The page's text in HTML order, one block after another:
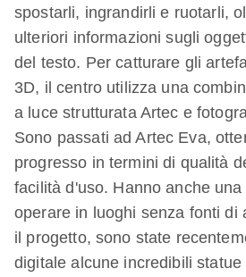
spostarli, ingrandirli e ruotarli,
ulteriori informazioni sugli
del testo. Per catturare gli
3D, il centro utilizza una
a luce strutturata Artec e
Sono passati ad Artec Eva,
progresso in termini di qualità
facilità d'uso. Hanno anche
operare in luoghi senza fonti di
il progetto, sono state
digitale alcune incredibili